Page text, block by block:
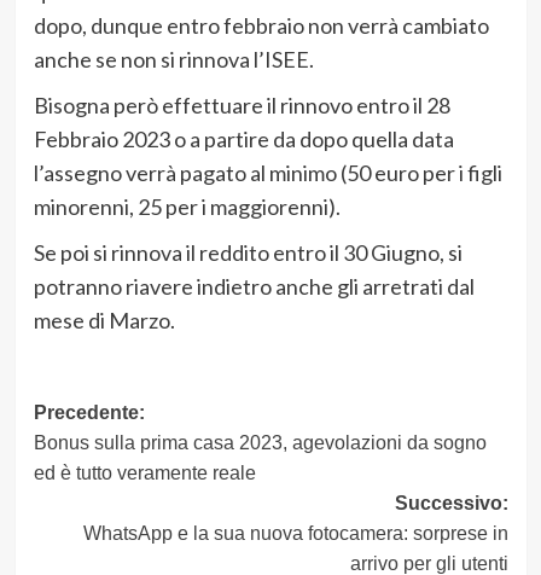
dopo, dunque entro febbraio non verrà cambiato
anche se non si rinnova l’ISEE.
Bisogna però effettuare il rinnovo entro il 28
Febbraio 2023 o a partire da dopo quella data
l’assegno verrà pagato al minimo (50 euro per i figli
minorenni, 25 per i maggiorenni).
Se poi si rinnova il reddito entro il 30 Giugno, si
potranno riavere indietro anche gli arretrati dal
mese di Marzo.
Navigazione
articolo
Precedente:
Bonus sulla prima casa 2023, agevolazioni da sogno
ed è tutto veramente reale
Successivo:
WhatsApp e la sua nuova fotocamera: sorprese in
arrivo per gli utenti